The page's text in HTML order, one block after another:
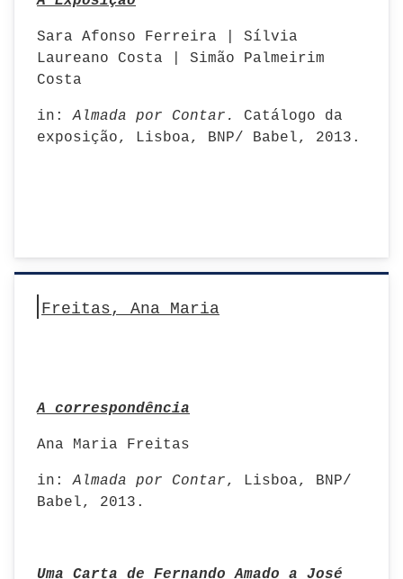
Sara Afonso Ferreira | Sílvia
Laureano Costa | Simão Palmeirim
Costa
in:A lmada por Contar.
Catálogo da
exposição, Lisboa, BNP/ Babel, 2013.
Freitas, Ana Maria
A correspondência
Ana Maria Freitas
in:Almada por Contar, Lisboa, BNP/
Babel, 2013.
Uma Carta de Fernando Amado a José